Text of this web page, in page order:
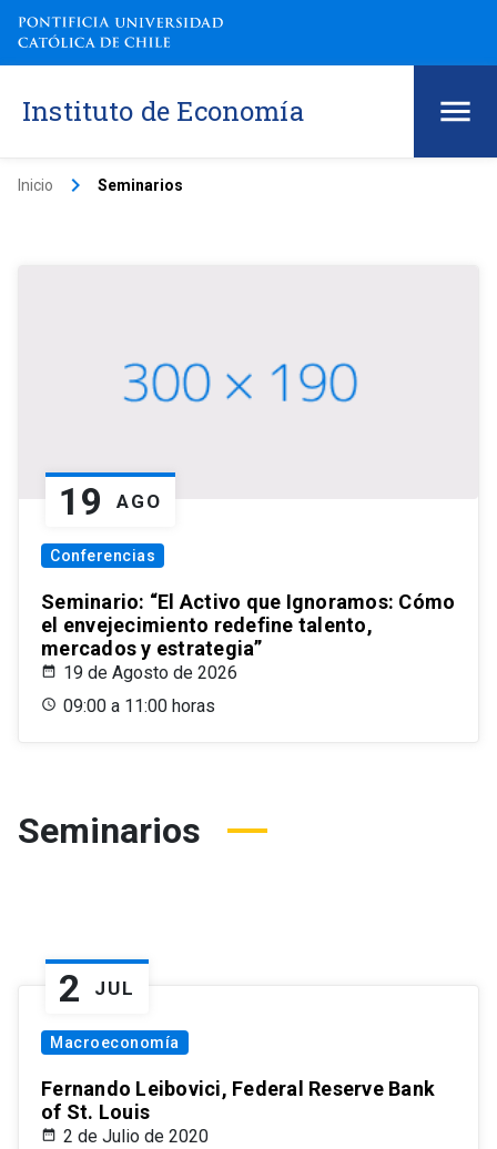
Instituto de Economía
Inicio keyboard_arrow_right Seminarios
19 AGO
Conferencias
Seminario: “El Activo que Ignoramos: Cómo
el envejecimiento redefine talento,
mercados y estrategia”
19 de Agosto de 2026
09:00 a 11:00 horas
Seminarios
2 JUL
Macroeconomía
Fernando Leibovici, Federal Reserve Bank
of St. Louis
2 de Julio de 2020